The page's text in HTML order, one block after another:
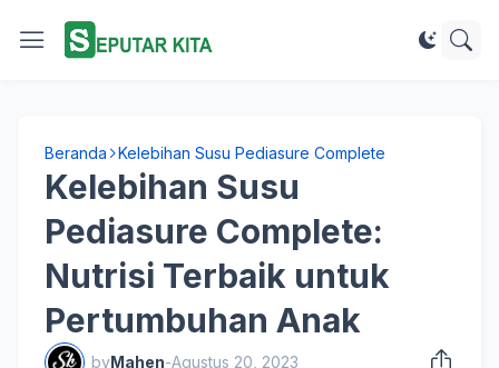
Beranda Kelebihan Susu Pediasure Complete
Kelebihan Susu
Pediasure Complete:
Nutrisi Terbaik untuk
Pertumbuhan Anak
byMahen-Agustus 20, 2023